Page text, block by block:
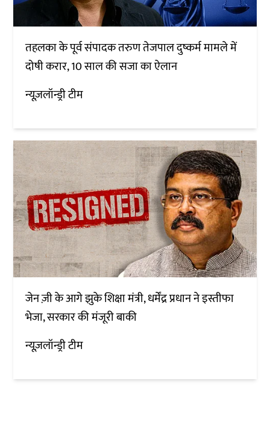
तहलका के पूर्व संपादक तरुण तेजपाल दुष्कर्म मामले में
दोषी करार, 10 साल की सजा का ऐलान
न्यूज़लॉन्ड्री टीम
जेन ज़ी के आगे झुके शिक्षा मंत्री, धर्मेंद्र प्रधान ने इस्तीफा
भेजा, सरकार की मंजूरी बाकी
न्यूज़लॉन्ड्री टीम